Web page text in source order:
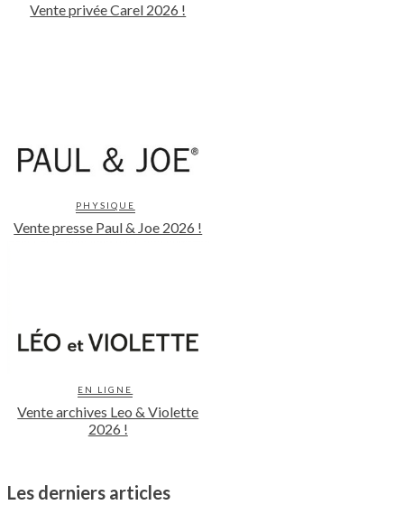
Vente privée Carel 2026 !
PHYSIQUE
Vente presse Paul & Joe 2026 !
EN LIGNE
Vente archives Leo & Violette
2026 !
Les derniers articles